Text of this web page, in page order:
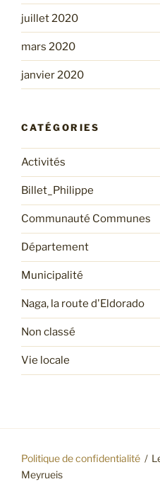
juillet 2020
mars 2020
janvier 2020
CATÉGORIES
Activités
Billet_Philippe
Communauté Communes
Département
Municipalité
Naga, la route d'Eldorado
Non classé
Vie locale
Politique de confidentialité